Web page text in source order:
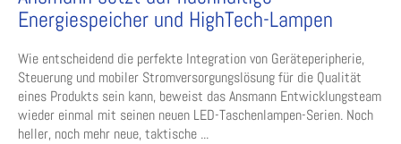
Energiespeicher und HighTech-Lampen
Wie entscheidend die perfekte Integration von Geräteperipherie,
Steuerung und mobiler Stromversorgungslösung für die Qualität
eines Produkts sein kann, beweist das Ansmann Entwicklungsteam
wieder einmal mit seinen neuen LED-Taschenlampen-Serien. Noch
heller, noch mehr neue, taktische ...